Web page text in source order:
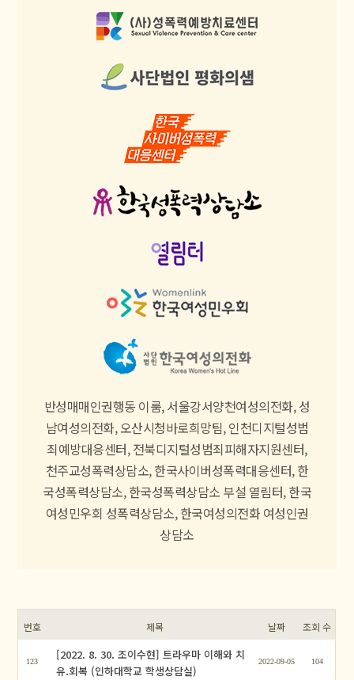
반성매매인권행동 이룸, 서울강서양천여성의전화, 성
남여성의전화,오산시청바로희망팀, 인천디지털성범
죄예방대응센터,전북디지털성범죄피해자지원센터,
천주교성폭력상담소, 한국사이버성폭력대응센터,한
국성폭력상담소, 한국성폭력상담소 부설 열림터,한국
여성민우회 성폭력상담소, 한국여성의전화 여성인권
상담소
번호 제목 날짜 조회 수
123
[2022. 8. 30. 조이수현] 트라우마 이해와 치
유.회복 (인하대학교 학생상담실)
2022-09-05 104